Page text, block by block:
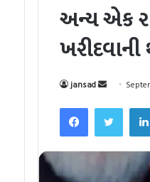
અન્ય એક
jansad
Send
email
Facebook